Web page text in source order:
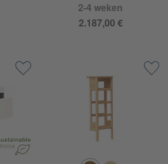
2-4 weken
2.187,00 €